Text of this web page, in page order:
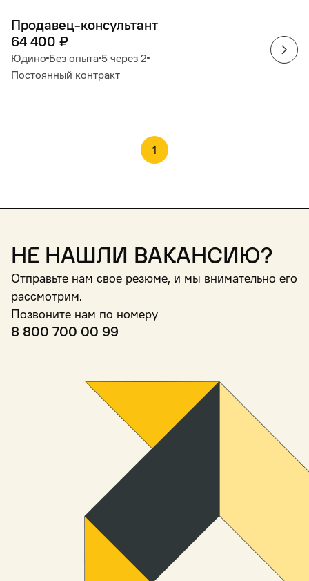
Продавец-консультант
64 400 ₽
Юдино Без опыта 5 через 2
Постоянный контракт
1
Не нашли вакансию?
Отправьте нам свое резюме, и мы внимательно его
рассмотрим.
Позвоните нам по номеру
8 800 700 00 99